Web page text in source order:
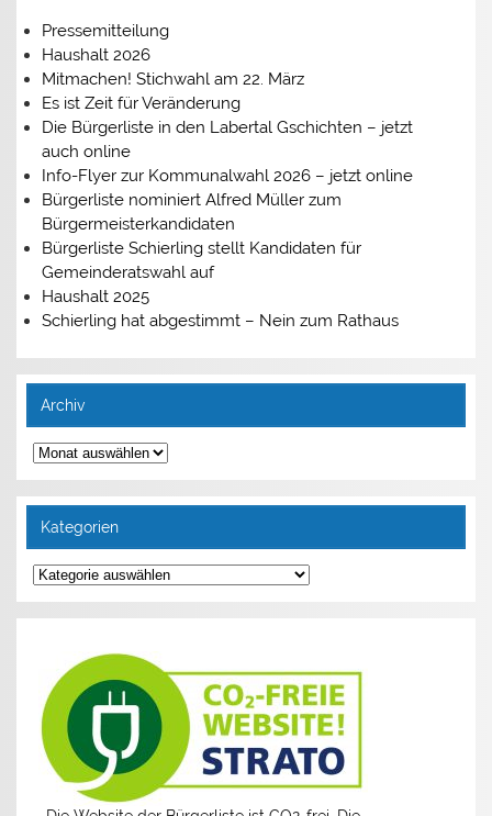
Pressemitteilung
Haushalt 2026
Mitmachen! Stichwahl am 22. März
Es ist Zeit für Veränderung
Die Bürgerliste in den Labertal Gschichten – jetzt
auch online
Info-Flyer zur Kommunalwahl 2026 – jetzt online
Bürgerliste nominiert Alfred Müller zum
Bürgermeisterkandidaten
Bürgerliste Schierling stellt Kandidaten für
Gemeinderatswahl auf
Haushalt 2025
Schierling hat abgestimmt – Nein zum Rathaus
Archiv
Archiv
Kategorien
Kategorien